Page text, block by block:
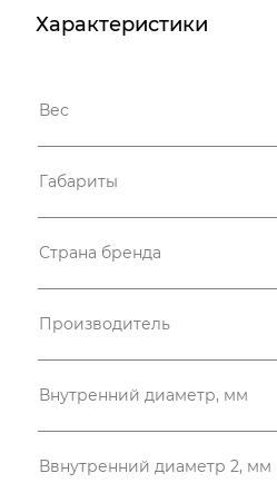
Характеристики
Вес
Габариты
Страна бренда
Производитель
Внутренний диаметр, мм
Ввнутренний диаметр 2, мм